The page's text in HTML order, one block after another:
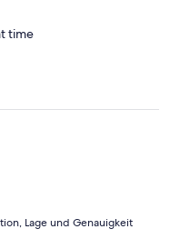
time
Lage und Genauigkeit